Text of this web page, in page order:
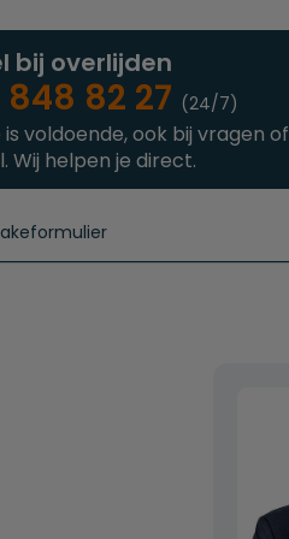
bij overlijden
82 27 (24/7)
voldoende, ook bij vragen of
Wij helpen je direct.